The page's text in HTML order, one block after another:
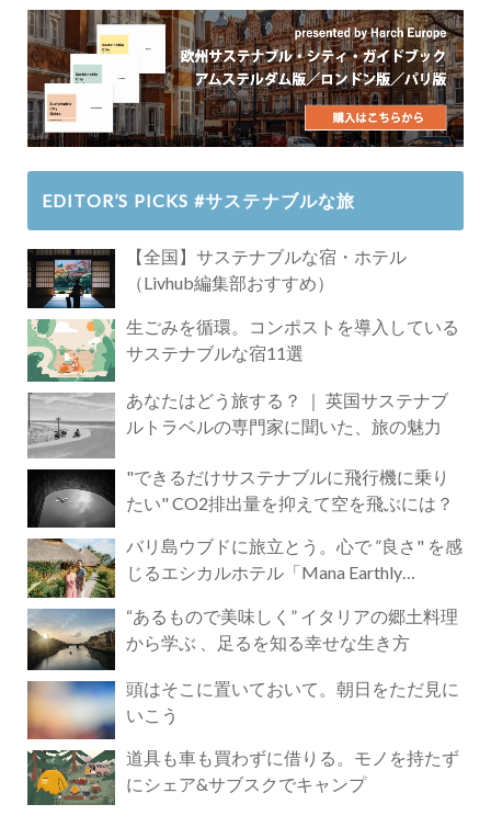
EDITOR’S PICKS #サステナブルな旅
【全国】サステナブルな宿・ホテル
（Livhub編集部おすすめ）
生ごみを循環。コンポストを導入している
サステナブルな宿11選
あなたはどう旅する？ ｜ 英国サステナブ
ルトラベルの専門家に聞いた、旅の魅力
"できるだけサステナブルに飛行機に乗り
たい" CO2排出量を抑えて空を飛ぶには？
バリ島ウブドに旅立とう。心で ”良さ" を感
じるエシカルホテル「Mana Earthly
“あるもので美味しく” イタリアの郷土料理
から学ぶ 、足るを知る幸せな生き方
頭はそこに置いておいて。朝日をただ見に
いこう
道具も車も買わずに借りる。モノを持たず
にシェア&サブスクでキャンプ